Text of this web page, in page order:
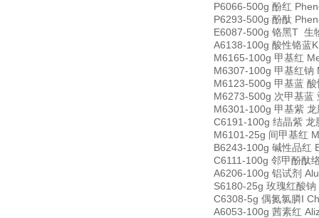
P6066-500g 酚红
P6293-500g 酚酞
E6087-500g 铬黑T 生
A6138-100g 酸性铬蓝
M6165-100g 甲基红
M6307-100g 甲基红钠
M6123-500g 甲基蓝
M6273-500g 次甲基蓝
M6301-100g 甲基紫
C6191-100g 结晶紫
M6101-25g 间甲基红
B6243-100g 碱性品红
C6111-100g 邻甲酚酞
A6206-100g 铝试剂
S6180-25g 玫瑰红酸
C6308-5g 偶氮氯膦I
A6053-100g 茜素红